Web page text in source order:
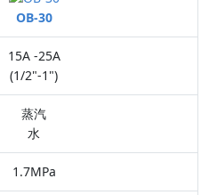
OB-30
15A -25A
(1/2"-1")
蒸汽
水
1.7MPa